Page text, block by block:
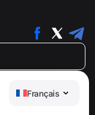
Français
protège contre
les messages